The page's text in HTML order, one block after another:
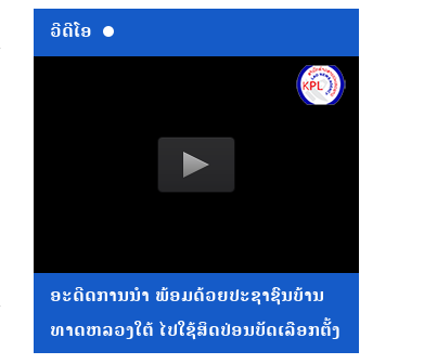
ວີດີໂອ
ອະດີດການນໍາ ພ້ອມດ້ວຍປະຊາຊົນບ້ານ
ທາດຫລວງໃຕ້ ໄປໃຊ້ສິດປ່ອນບັດເລືອກຕັ້ງ